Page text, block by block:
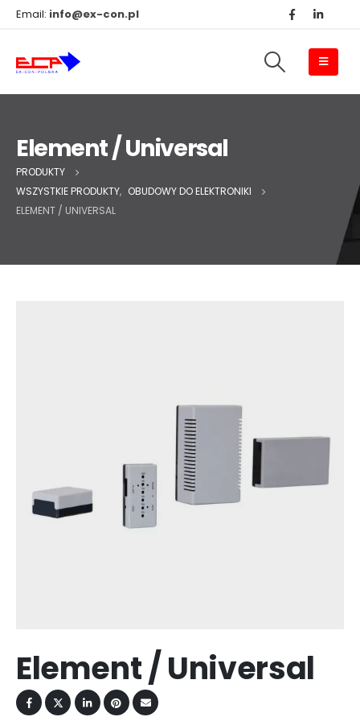
Email: info@ex-con.pl
Element / Universal
PRODUKTY
WSZYSTKIE PRODUKTY, OBUDOWY DO ELEKTRONIKI
ELEMENT / UNIVERSAL
Element / Universal